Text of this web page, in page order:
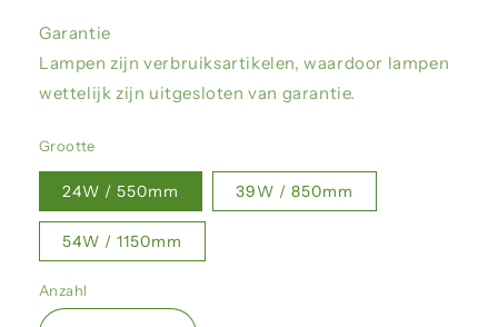
Garantie
Lampen zijn verbruiksartikelen, waardoor lampen
wettelijk zijn uitgesloten van garantie.
Grootte
24W / 550mm 39W / 850mm
54W / 1150mm
Anzahl